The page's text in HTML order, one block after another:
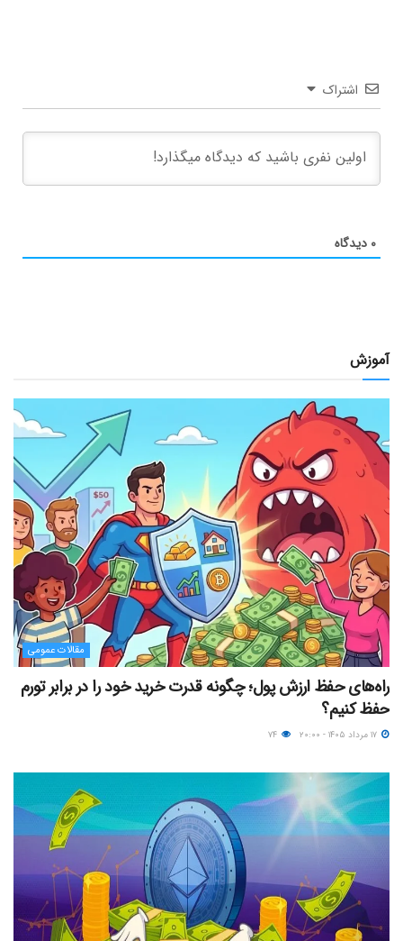
اشتراک
۰ دیدگاه
آموزش
مقالات عمومی
راه‌های حفظ ارزش پول؛ چگونه قدرت خرید خود را در برابر تورم
حفظ کنیم؟